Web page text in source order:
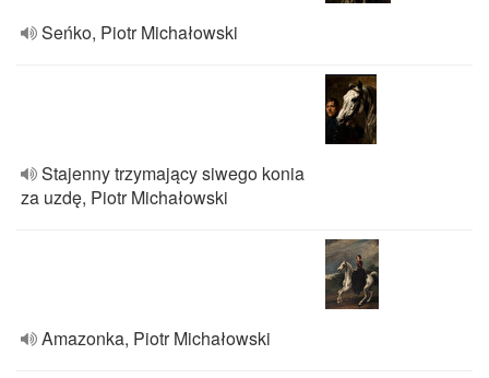
Seńko, Piotr Michałowski
Stajenny trzymający siwego konia
za uzdę, Piotr Michałowski
Amazonka, Piotr Michałowski